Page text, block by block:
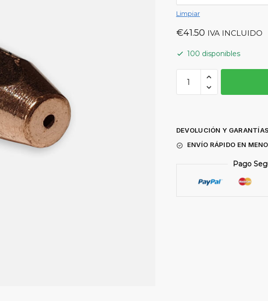
Limpiar
€41.50 IVA INCLUIDO
100 disponibles
TUBO
DE
CIRCONIO
DEVOLUCIÓN Y
ENVÍO RÁPIDO EN
Pago